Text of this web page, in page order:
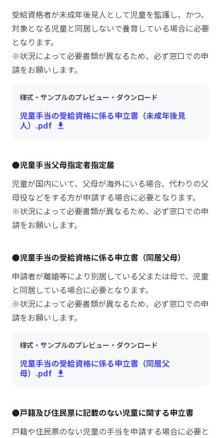
受給資格者が未成年後見人として児童を監護し、かつ、
対象となる児童と同居しないで養育している場合に必要
となります。
※状況によって必要書類が異なるため、必ず窓口での申
請をお願いします。
様式・サンプルのプレビュー・ダウンロード
児童手当の受給資格に係る申立書（未成年後見
人）.pdf
●児童手当父母指定者指定届
児童が国内にいて、父母が海外にいる場合、代わりの父
母役などをする方が申請する場合に必要となります。
※状況によって必要書類が異なるため、必ず窓口での申
請をお願いします。
●児童手当の受給資格に係る申立書（同居父母）
申請者が離婚等により別居している父または母で、児童
と同居している場合に必要となります。
※状況によって必要書類が異なるため、必ず窓口での申
請をお願いします。
様式・サンプルのプレビュー・ダウンロード
児童手当の受給資格に係る申立書（同居父
母）.pdf
●戸籍及び住民票に記載のない児童に関する申立書
戸籍や住民票のない児童の手当を申請する場合に必要と